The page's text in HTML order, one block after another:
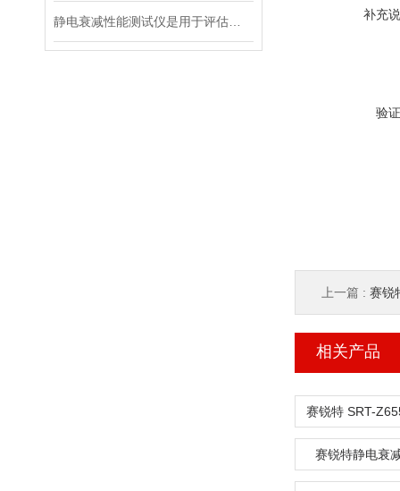
补充
验
上一篇 : 赛锐
相关产品
赛锐特静电衰